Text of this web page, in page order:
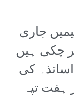
جاری
چکی ہیں
کی
ہفت تپہ